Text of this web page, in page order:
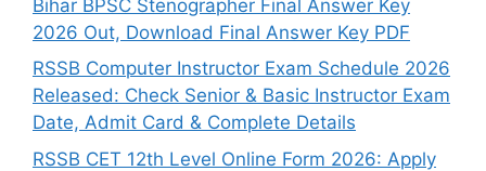
Bihar BPSC Stenographer Final Answer Key
2026 Out, Download Final Answer Key PDF
RSSB Computer Instructor Exam Schedule 2026
Released: Check Senior & Basic Instructor Exam
Date, Admit Card & Complete Details
RSSB CET 12th Level Online Form 2026: Apply